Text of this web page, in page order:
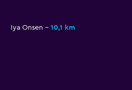
Iya Onsen 10,1 km